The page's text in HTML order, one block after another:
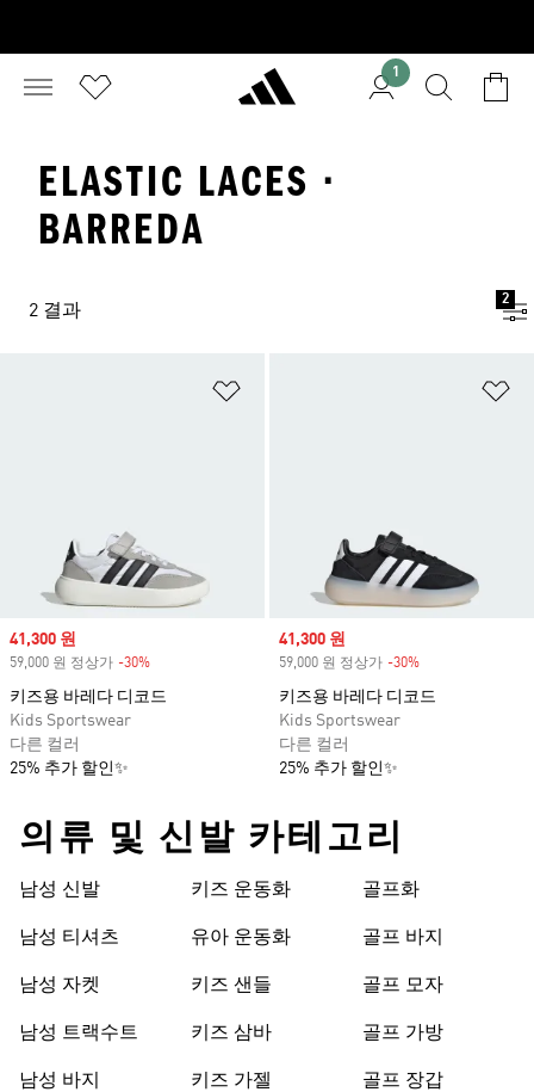
1
ELASTIC LACES ·
BARREDA
2 결과
2
Sale price
41,300 원
59,000 원 정상가 -30%
키즈용 바레다 디코드
Kids Sportswear
다른 컬러
25% 추가 할인✨
Sale price
41,300 원
59,000 원 정상가 -30%
키즈용 바레다 디코드
Kids Sportswear
다른 컬러
25% 추가 할인✨
의류 및 신발 카테고리
남성 신발
남성 티셔츠
남성 자켓
남성 트랙수트
남성 바지
키즈 운동화
유아 운동화
키즈 샌들
키즈 삼바
키즈 가젤
골프화
골프 바지
골프 모자
골프 가방
골프 장갑